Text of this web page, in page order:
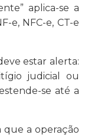
aplica-se a
e, NFC-e, CT-e
estar alerta:
judicial ou
se até a
que a operação